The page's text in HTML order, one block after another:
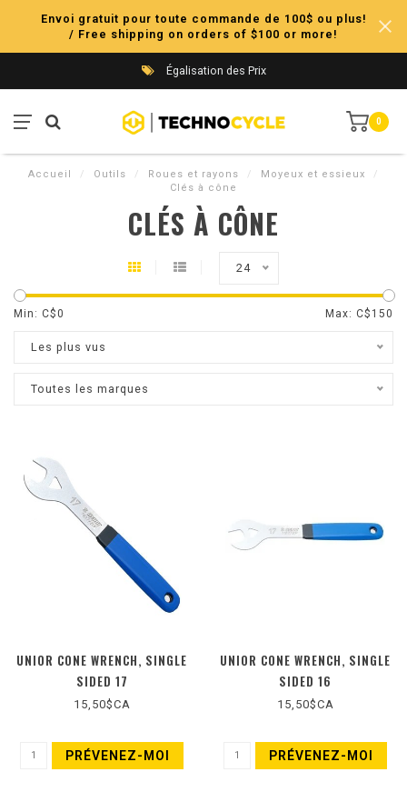
Envoi gratuit pour toute commande de 100$ ou plus!
/ Free shipping on orders of $100 or more!
Égalisation des Prix
0
Accueil / Outils / Roues et rayons / Moyeux et essieux
/
Clés à cône
CLÉS À CÔNE
24
Min: C$0 Max: C$ 150
Les plus vus
Toutes les marques
UNIOR CONE WRENCH, SINGLE
SIDED 17
15,50$CA
PRÉVENEZ-MOI
UNIOR CONE WRENCH, SINGLE
SIDED 16
15,50$CA
PRÉVENEZ-MOI